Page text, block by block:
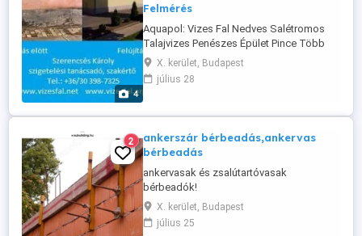
4
Felmérés
Aquapol: Vizes Fal Nedves Salétromos
Talajvizes Penészes Épület Pince Több
Fajta Szigetelése Bontás Nélkül
Roncsolás Mentesen Is 20 év Garanciával.
aquapol szigetelés: - lemez beütés
aquapol roncsolás mentes szigetelés -
kent függőleges - vízszintes szigetelés -
...
X. kerület, Budapest
július 28
2
ankerszár bérbeadás,ankervas
bérbeadás
ankervasak és zsalútartóvasak
bérbeadók!
X. kerület, Budapest
július 25